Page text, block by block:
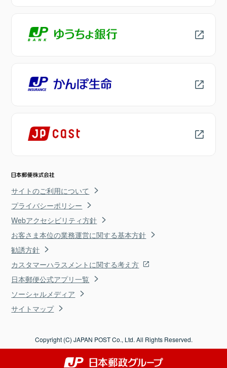
サイトのご利用について
プライバシーポリシー
Webアクセシビリティ方針
お客さま本位の業務運営に関する基本方針
勧誘方針
カスタマーハラスメントに関する考え方
日本郵便公式アプリ一覧
ソーシャルメディア
サイトマップ
Copyright (C) JAPAN POST Co., Ltd. All Rights Reserved.